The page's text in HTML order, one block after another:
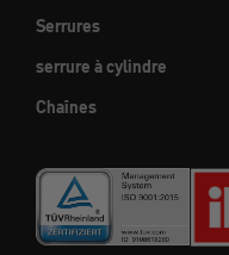
Serrures
serrure à cylindre
Chaînes